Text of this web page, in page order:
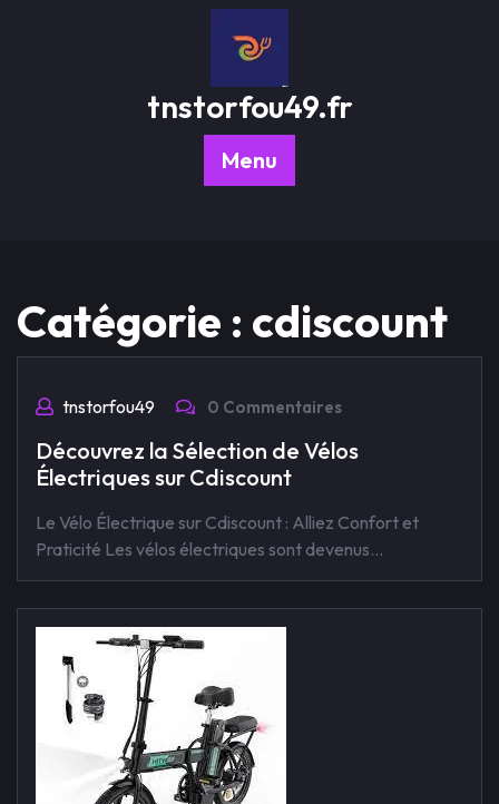
tnstorfou49.fr
Menu
Catégorie : cdiscount
tnstorfou49 0 Commentaires
Découvrez la Sélection de Vélos
Électriques sur Cdiscount
Le Vélo Électrique sur Cdiscount : Alliez Confort et
Praticité Les vélos électriques sont devenus…